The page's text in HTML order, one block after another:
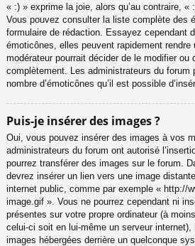
« :) » exprime la joie, alors qu’au contraire, «
Vous pouvez consulter la liste complète des
formulaire de rédaction. Essayez cependant
émoticônes, elles peuvent rapidement
modérateur pourrait décider de le modifier ou
complètement. Les administrateurs du forum
nombre d’émoticônes qu’il est possible
Puis-je insérer des images ?
Oui, vous pouvez insérer des images à vos
administrateurs du forum ont autorisé
pourrez transférer des images sur le forum.
devrez insérer un lien vers une image
internet public, comme par exemple « http://
image.gif ». Vous ne pourrez cependant ni
présentes sur votre propre ordinateur (à
celui-ci soit en lui-même un serveur
images hébergées derrière un quelconque